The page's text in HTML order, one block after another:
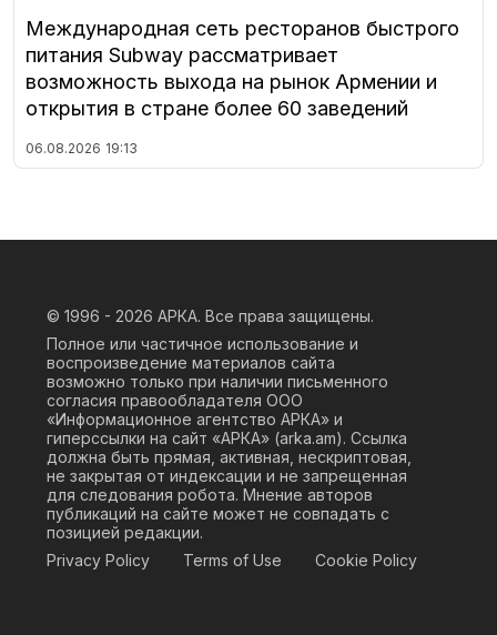
Международная сеть ресторанов быстрого
питания Subway рассматривает
возможность выхода на рынок Армении и
открытия в стране более 60 заведений
06.08.2026 19:13
© 1996 - 2026 АРКА. Все права защищены.
Полное или частичное использование и
воспроизведение материалов сайта
возможно только при наличии письменного
согласия правообладателя ООО
«Информационное агентство АРКА» и
гиперссылки на сайт «АРКА» (arka.am). Ссылка
должна быть прямая, активная, нескриптовая,
не закрытая от индексации и не запрещенная
для следования робота. Мнение авторов
публикаций на сайте может не совпадать с
позицией редакции.
Privacy Policy
Terms of Use Cookie Policy